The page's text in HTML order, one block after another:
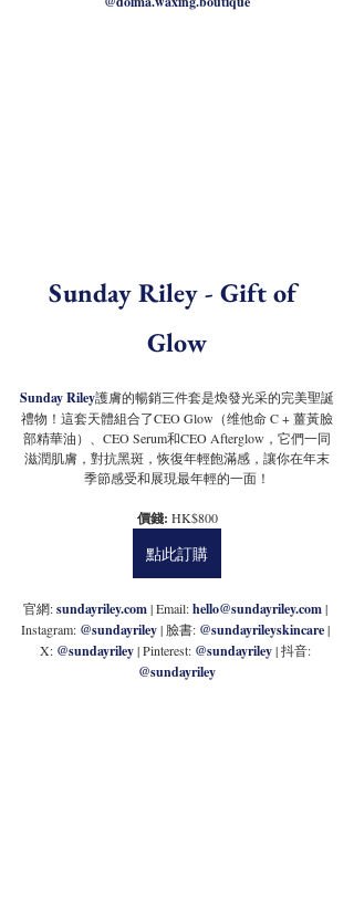
Sunday Riley - Gift of
Glow
Sunday Riley護膚的暢銷三件套是煥發光采的完美聖誕
禮物！這套天體組合了CEO Glow（维他命 C + 薑黃臉
部精華油）、CEO Serum和CEO Afterglow，它們一同
滋潤肌膚，對抗黑斑，恢復年輕飽滿感，讓你在年末
季節感受和展現最年輕的一面！
價錢: HK$800
點此訂購
官網: sundayriley.com| Email: hello@sundayriley.com |
Instagram: @sundayriley | 臉書: @sundayrileyskincare |
X: @sundayriley| Pinterest: @sundayriley | 抖音:
@sundayriley